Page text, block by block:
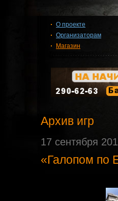
О проекте
Организаторам
Магазин
Архив игр
17 сентября
«Галопом по